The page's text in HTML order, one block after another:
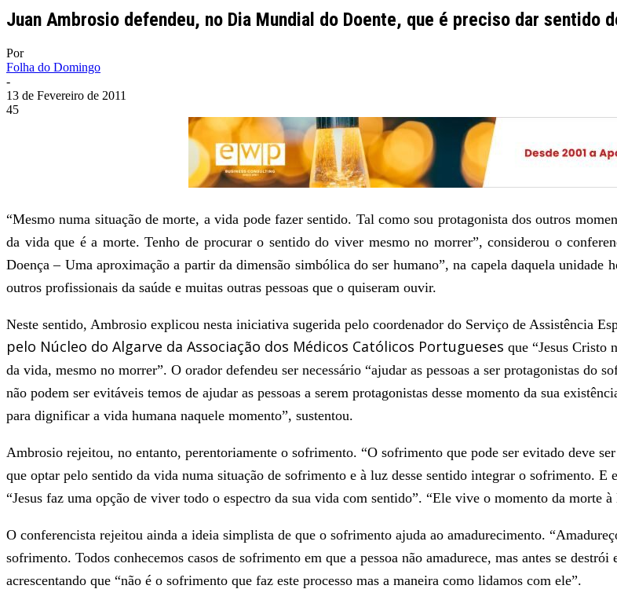
Juan Ambrosio defendeu, no Dia Mundial do Doente, que é preciso dar sentido
Por
Folha do Domingo
-
13 de Fevereiro de 2011
45
“Mesmo numa situação de morte, a vida pode fazer sentido. Tal como sou protagonista dos outros
da vida que é a morte. Tenho de procurar o sentido do viver mesmo no morrer”, considerou o
Doença – Uma aproximação a partir da dimensão simbólica do ser humano”, na capela daquela unidade
outros profissionais da saúde e muitas outras pessoas que o quiseram ouvir.
Neste sentido, Ambrosio explicou nesta iniciativa sugerida pelo coordenador do Serviço de Assistência
pelo Núcleo do Algarve da Associação dos Médicos Católicos Portugueses que “Jesus Cristo
da vida, mesmo no morrer”. O orador defendeu ser necessário “ajudar as pessoas a ser protagonistas do
não podem ser evitáveis temos de ajudar as pessoas a serem protagonistas desse momento da sua
para dignificar a vida humana naquele momento”, sustentou.
Ambrosio rejeitou, no entanto, perentoriamente o sofrimento. “O sofrimento que pode ser evitado deve
que optar pelo sentido da vida numa situação de sofrimento e à luz desse sentido integrar o sofrimento. E
“Jesus faz uma opção de viver todo o espectro da sua vida com sentido”. “Ele vive o momento da morte
O conferencista rejeitou ainda a ideia simplista de que o sofrimento ajuda ao amadurecimento.
sofrimento. Todos conhecemos casos de sofrimento em que a pessoa não amadurece, mas antes se
acrescentando que “não é o sofrimento que faz este processo mas a maneira como lidamos com ele”.